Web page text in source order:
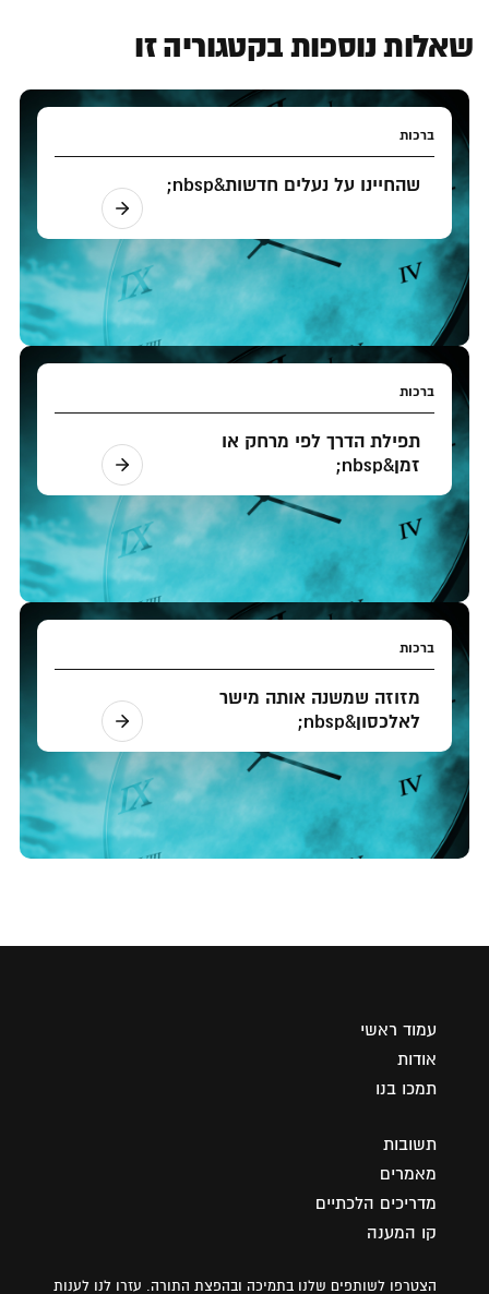
שאלות נוספות בקטגוריה זו
ברכות
שהחיינו על נעלים חדשות&nbsp;
ברכות
תפילת הדרך לפי מרחק או
זמן&nbsp;
ברכות
מזוזה שמשנה אותה מישר
לאלכסון&nbsp;
עמוד ראשי
אודות
תמכו בנו
תשובות
מאמרים
מדריכים הלכתיים
קו המענה
הצטרפו לשותפים שלנו בתמיכה ובהפצת התורה. עזרו לנו לענות